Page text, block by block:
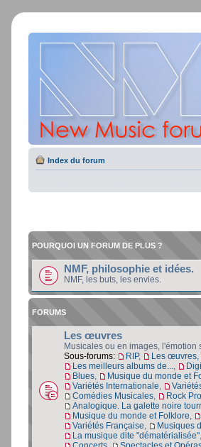
Index du forum
POURQUOI UN FORUM DE PLUS ?
NMF, philosophie et idées.
NMF, les buts, les envies.
FORUMS
Les œuvres
Musicales ou en images, l'émotion
Sous-forums:
RIP, Les œuvres,
Les meilleurs albums de...
Blues
Musique du monde et
Variétés Internationale
Comédies Musicales
Rock
Analogique. La galette noire
Musique du monde et Folklore
Variétés Française
Musiques
La musique dite "dématérialisée"